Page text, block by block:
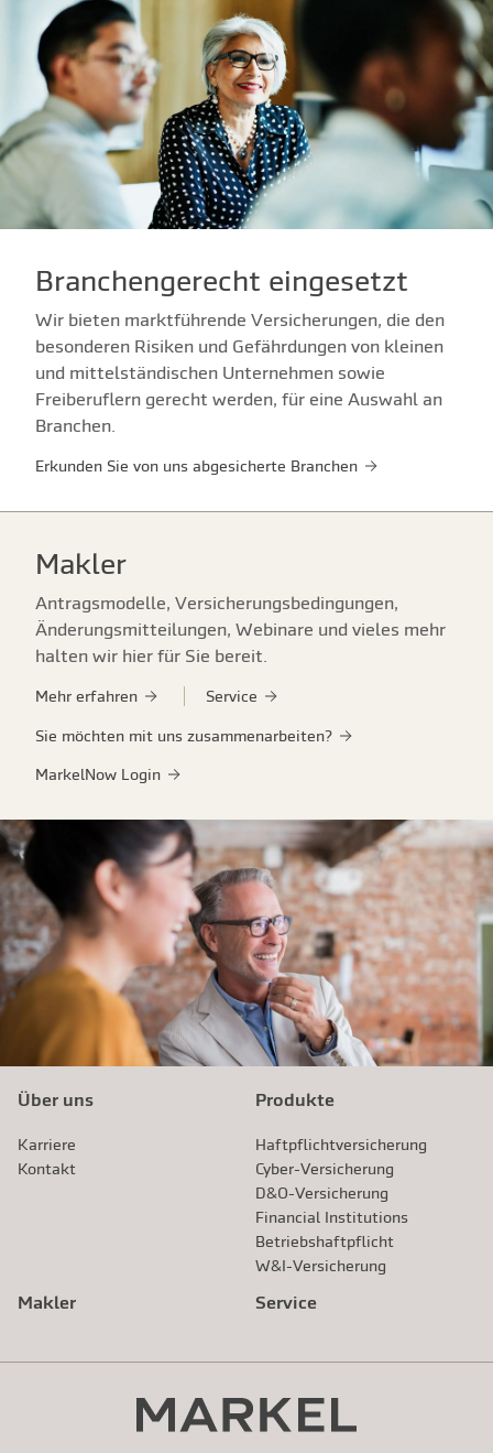
Branchengerecht eingesetzt
Wir bieten marktführende Versicherungen, die den
besonderen Risiken und Gefährdungen von kleinen
und mittelständischen Unternehmen sowie
Freiberuflern gerecht werden, für eine Auswahl an
Branchen.
Erkunden Sie von uns abgesicherte Branchen
Makler
Antragsmodelle, Versicherungsbedingungen,
Änderungsmitteilungen, Webinare und vieles mehr
halten wir hier für Sie bereit.
Mehr erfahren Service
Sie möchten mit uns zusammenarbeiten?
MarkelNow Login
Über uns
Karriere
Kontakt
Produkte
Haftpflichtversicherung
Cyber-Versicherung
D&O-Versicherung
Financial Institutions
Betriebshaftpflicht
W&I-Versicherung
Makler Service